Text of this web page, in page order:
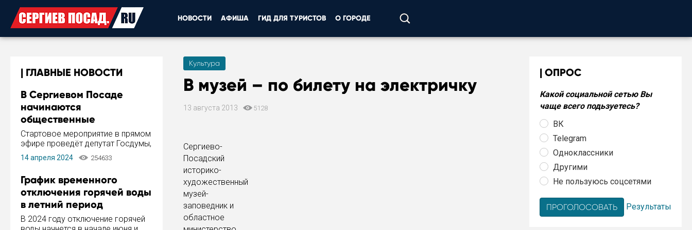
НОВОСТИ АФИША ГИД ДЛЯ ТУРИСТОВ О ГОРОДЕ
ГЛАВНЫЕ НОВОСТИ
В Сергиевом Посаде
начинаются
общественные
обсуждения Стратегии
развития города
Стартовое мероприятие в прямом
эфире проведёт депутат Госдумы,
инициатор и автор Концепции
развития Сергиева Посада и
Пахомов.
14 апреля 2024 254633
График временного
отключения горячей воды
в летний период
В 2024 году отключение горячей
Культура
В музей – по билету на электричку
13 августа 2013 5128
Сергиево-
Посадский
историко-
художественный
музей-
заповедник и
областное
ОПРОС
Какой социальной сетью Вы
чаще всего подьзуетесь?
ВК
Telegram
Одноклассники
Другими
Не пользуюсь соцсетями
Результаты